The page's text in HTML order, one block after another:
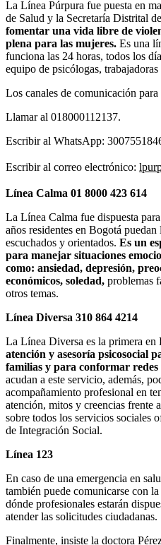
La Línea Púrpura fue puesta en
de Salud y la Secretaría Distrital
fomentar una vida libre de
plena para las mujeres. Es una
funciona las 24 horas, todos los
equipo de psicólogas,
Los canales de comunicación
Llamar al 018000112137.
Escribir al WhatsApp:
Escribir al correo electrónico:
Línea Calma 01 8000 423 614
La Línea Calma fue dispuesta
años residentes en Bogotá
escuchados y orientados. Es un
para manejar situaciones
como: ansiedad, depresión,
económicos, soledad, problemas
otros temas.
Línea Diversa 310 864 4214
La Línea Diversa es la primera en
atención y asesoría psicosocial
familias y para conformar redes
acudan a este servicio, además,
acompañamiento profesional en
atención, mitos y creencias frente
sobre todos los servicios sociales
de Integración Social.
Línea 123
En caso de una emergencia en
también puede comunicarse con
dónde profesionales estarán
atender las solicitudes ciudadanas.
Finalmente, insiste la doctora